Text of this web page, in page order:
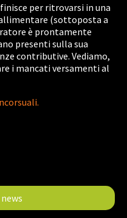
per ritrovarsi in una
(sottoposta a
è prontamente
presenti sulla sua
contributive. Vediamo,
i mancati versamenti al